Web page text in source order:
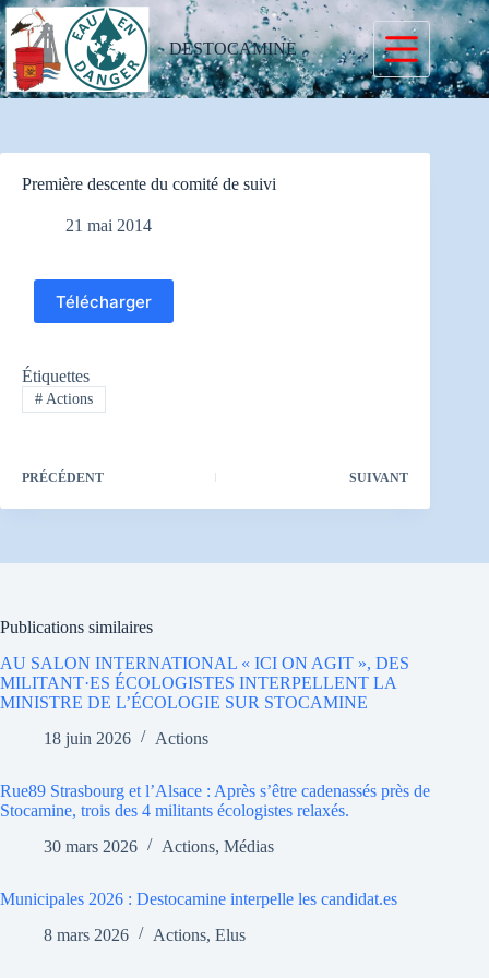
Passer
au
contenu
DESTOCAMINE
Première descente du comité de suivi
21 mai 2014
Télécharger
Étiquettes
#Actions
PRÉCÉDENT SUIVANT
Publications similaires
AU SALON INTERNATIONAL « ICI ON AGIT », DES
MILITANT·ES ÉCOLOGISTES INTERPELLENT LA
MINISTRE DE L’ÉCOLOGIE SUR STOCAMINE
18 juin 2026
Actions
Rue89 Strasbourg et l’Alsace : Après s’être cadenassés près de
Stocamine, trois des 4 militants écologistes relaxés.
30 mars 2026
Actions, Médias
Municipales 2026 : Destocamine interpelle les candidat.es
8 mars 2026
Actions, Elus